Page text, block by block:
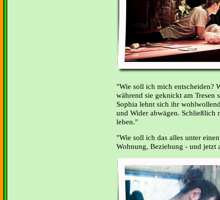
"Wie soll ich mich entscheiden?
während sie geknickt am
Sophia lehnt sich ihr
und Wider abwägen. Schließlich
leben."
"Wie soll ich das alles unter
Wohnung, Beziehung - und jetzt